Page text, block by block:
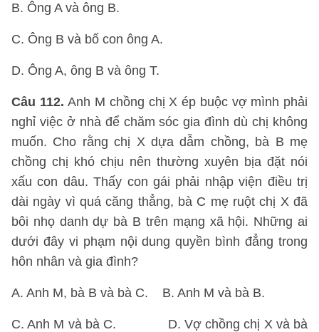
B. Ông A và ông B.
C. Ông B và bố con ông A.
D. Ông A, ông B và ông T.
Câu 112.Anh M chồng chị X ép buộc vợ mình phải
nghỉ việc ở nhà để chăm sóc gia đình dù chị không
muốn. Cho rằng chị X dựa dẫm chồng, bà B mẹ
chồng chị khó chịu nên thường xuyên bịa đặt nói
xấu con dâu. Thấy con gái phải nhập viện điều trị
dài ngày vì quá căng thẳng, bà C mẹ ruột chị X đã
bôi nhọ danh dự bà B trên mạng xã hội. Những ai
dưới đây vi phạm nội dung quyền bình đẳng trong
hôn nhân và gia đình?
A. Anh M, bà B và bà C. B. Anh M và bà B.
C. Anh M và bà C. D. Vợ chồng chị X và bà